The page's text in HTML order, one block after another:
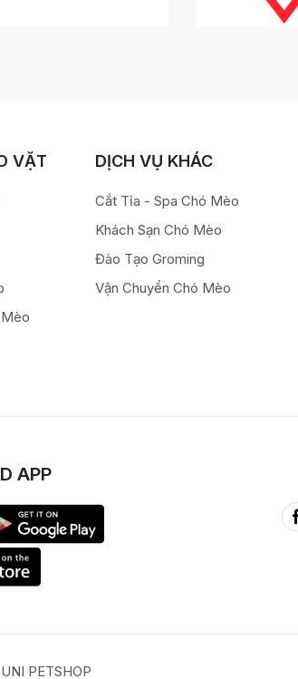
VẶT DỊCH VỤ KHÁC
Cắt Tỉa - Spa Chó Mèo
Khách Sạn Chó Mèo
Đào Tạo Groming
Vận Chuyển Chó Mèo
APP
PETSHOP